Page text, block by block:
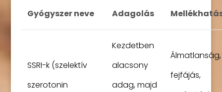
Gyógyszer neve Adagolás
SSRI-k (szelektív
szerotonin
Kezdetben
alacsony
adag, majd
Álmatlanság,
fejfájás,